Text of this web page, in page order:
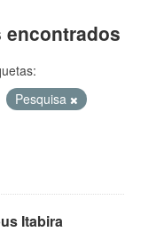
Pesquisa
Itabira